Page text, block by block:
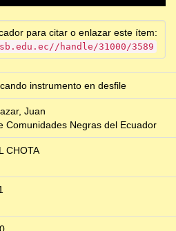
para citar o enlazar este ítem:
handle/31000/3589
instrumento en desfile
Juan
Comunidades Negras del Ecuador
CHOTA